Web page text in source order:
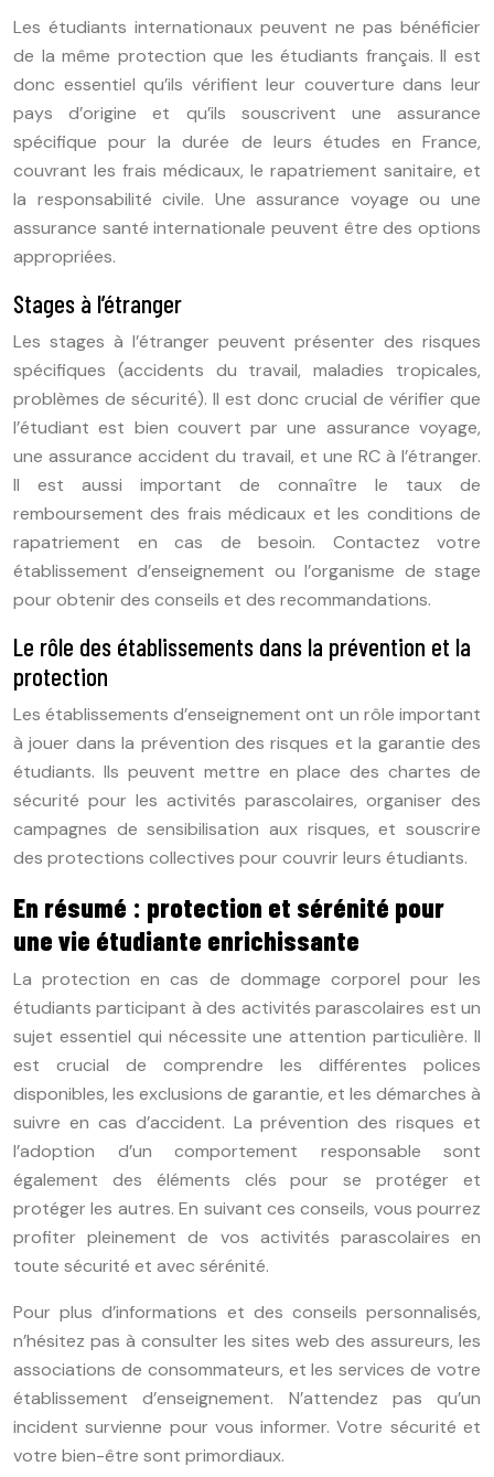
Les étudiants internationaux peuvent ne pas bénéficier
de la même protection que les étudiants français. Il est
donc essentiel qu’ils vérifient leur couverture dans leur
pays d’origine et qu’ils souscrivent une assurance
spécifique pour la durée de leurs études en France,
couvrant les frais médicaux, le rapatriement sanitaire, et
la responsabilité civile. Une assurance voyage ou une
assurance santé internationale peuvent être des options
appropriées.
Stages à l’étranger
Les stages à l’étranger peuvent présenter des risques
spécifiques (accidents du travail, maladies tropicales,
problèmes de sécurité). Il est donc crucial de vérifier que
l’étudiant est bien couvert par une assurance voyage,
une assurance accident du travail, et une RC à l’étranger.
Il est aussi important de connaître le taux de
remboursement des frais médicaux et les conditions de
rapatriement en cas de besoin. Contactez votre
établissement d’enseignement ou l’organisme de stage
pour obtenir des conseils et des recommandations.
Le rôle des établissements dans la prévention et la
protection
Les établissements d’enseignement ont un rôle important
à jouer dans la prévention des risques et la garantie des
étudiants. Ils peuvent mettre en place des chartes de
sécurité pour les activités parascolaires, organiser des
campagnes de sensibilisation aux risques, et souscrire
des protections collectives pour couvrir leurs étudiants.
En résumé : protection et sérénité pour
une vie étudiante enrichissante
La protection en cas de dommage corporel pour les
étudiants participant à des activités parascolaires est un
sujet essentiel qui nécessite une attention particulière. Il
est crucial de comprendre les différentes polices
disponibles, les exclusions de garantie, et les démarches à
suivre en cas d’accident. La prévention des risques et
l’adoption d’un comportement responsable sont
également des éléments clés pour se protéger et
protéger les autres. En suivant ces conseils, vous pourrez
profiter pleinement de vos activités parascolaires en
toute sécurité et avec sérénité.
Pour plus d’informations et des conseils personnalisés,
n’hésitez pas à consulter les sites web des assureurs, les
associations de consommateurs, et les services de votre
établissement d’enseignement. N’attendez pas qu’un
incident survienne pour vous informer. Votre sécurité et
votre bien-être sont primordiaux.